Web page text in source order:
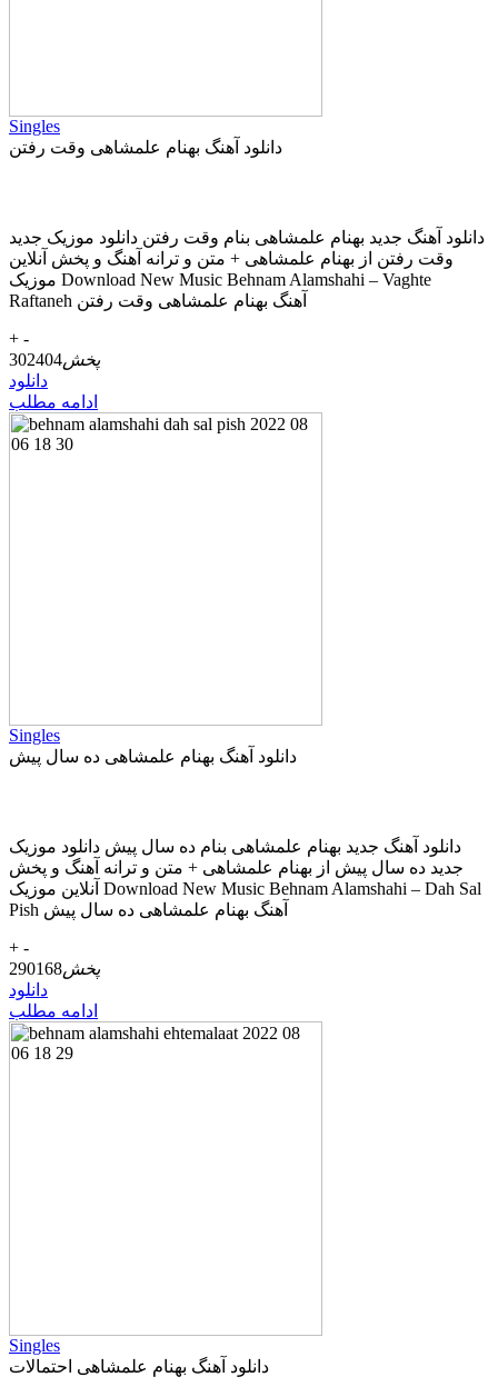
Singles
دانلود آهنگ بهنام علمشاهی وقت رفتن
دانلود آهنگ جديد بهنام علمشاهی بنام وقت رفتن دانلود موزیک جديد
وقت رفتن از بهنام علمشاهی + متن و ترانه آهنگ و پخش آنلاين
موزيک Download New Music Behnam Alamshahi – Vaghte
Raftaneh آهنگ بهنام علمشاهی وقت رفتن
+ -
پخش302404
دانلود
ادامه مطلب
Singles
دانلود آهنگ بهنام علمشاهی ده سال پیش
دانلود آهنگ جديد بهنام علمشاهی بنام ده سال پیش دانلود موزیک
جديد ده سال پیش از بهنام علمشاهی + متن و ترانه آهنگ و پخش
آنلاين موزيک Download New Music Behnam Alamshahi – Dah Sal
Pish آهنگ بهنام علمشاهی ده سال پیش
+ -
پخش290168
دانلود
ادامه مطلب
Singles
دانلود آهنگ بهنام علمشاهی احتمالات